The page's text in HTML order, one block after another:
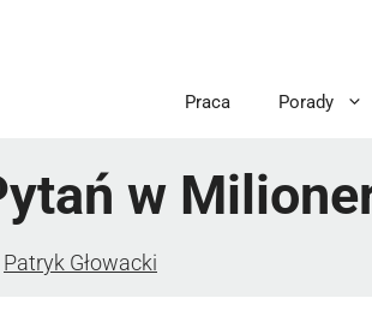
Praca Porady
w
Patryk Głowacki